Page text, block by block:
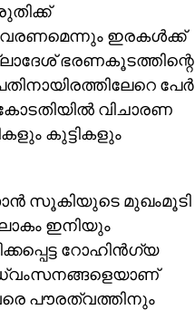
ഇരകള്‍ക്ക്
ഭരണകൂടത്തിന്റെ
പേര്‍
വിചാരണ
കുട്ടികളും
സൂകിയുടെ മുഖംമൂടി
ഇനിയും
റോഹിന്‍ഗ്യ
പൗരത്വത്തിനും